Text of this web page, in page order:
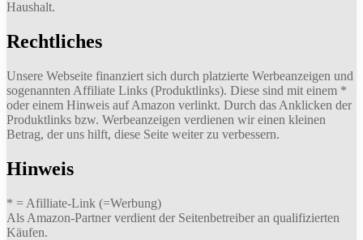
Haushalt.
Rechtliches
Unsere Webseite finanziert sich durch platzierte Werbeanzeigen und
sogenannten Affiliate Links (Produktlinks). Diese sind mit einem *
oder einem Hinweis auf Amazon verlinkt. Durch das Anklicken der
Produktlinks bzw. Werbeanzeigen verdienen wir einen kleinen
Betrag, der uns hilft, diese Seite weiter zu verbessern.
Hinweis
* = Afilliate-Link (=Werbung)
Als Amazon-Partner verdient der Seitenbetreiber an qualifizierten
Käufen.